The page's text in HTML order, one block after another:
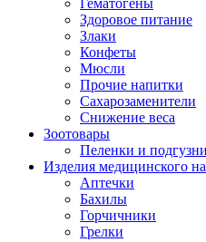
Гематогены
Здоровое питание
Злаки
Конфеты
Мюсли
Прочие напитки
Сахарозаменители
Снижение веса
Зоотовары
Пеленки и
Изделия медицинского
Аптечки
Бахилы
Горчичники
Грелки